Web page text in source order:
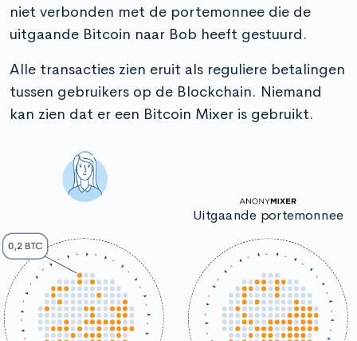
niet verbonden met de portemonnee die de
uitgaande Bitcoin naar Bob heeft gestuurd.
Alle transacties zien eruit als reguliere betalingen
tussen gebruikers op de Blockchain. Niemand
kan zien dat er een Bitcoin Mixer is gebruikt.
0,2 BTC
Uitgaande portemonnee